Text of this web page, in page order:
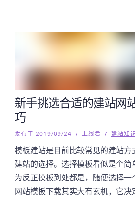
新手挑选合适的建站网
巧
发布于 2019/09/24 / 上线君 / 建站知识
模板建站是目前比较常见的建站方
建站的选择。选择模板看似是个简
为反正模板到处都是，随便选择
网站模板下载其实大有玄机，它决